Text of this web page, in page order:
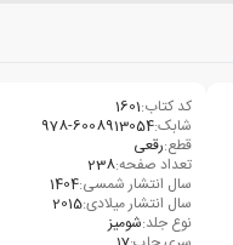
کد کتاب:1601
شابک:978-6008913054
قطع:رقعی
تعداد صفحه:238
سال انتشار شمسی:1404
سال انتشار میلادی:2015
نوع جلد:شومیز